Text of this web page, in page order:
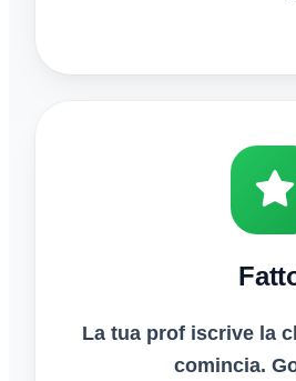
La tua prof iscrive la
comincia.